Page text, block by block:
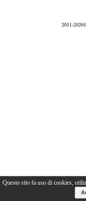
2011-
Questo sito fa uso di cookies,